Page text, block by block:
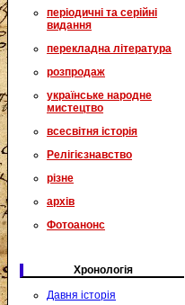
періодичні та серійні
видання
перекладна література
розпродаж
українське народне
мистецтво
всесвітня історія
Релігієзнавство
різне
архів
Фотоанонс
Хронологія
Давня історія